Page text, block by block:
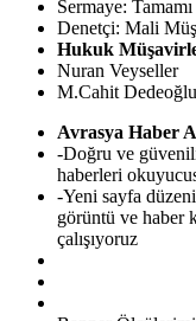
Sermaye:
Denetçi: Mali
Hukuk
Nuran Veyseller
M.Cahit Dedeoğlu
Avrasya Haber
-Doğru ve
haberleri
-Yeni sayfa
görüntü ve haber
çalışıyoruz